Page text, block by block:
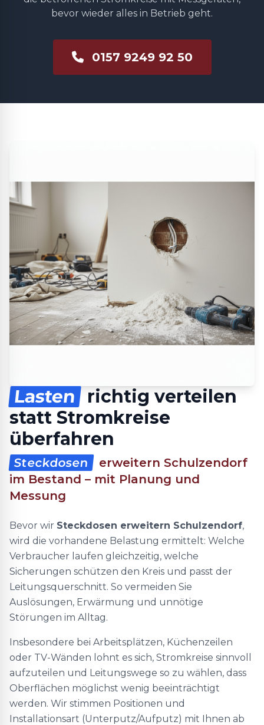
bevor wieder alles in Betrieb geht.
0157 9249 92 50
Lasten
richtig verteilen
statt Stromkreise
überfahren
Steckdosen
erweitern Schulzendorf
im Bestand – mit Planung und
Messung
Bevor wir Steckdosen erweitern Schulzendorf,
wird die vorhandene Belastung ermittelt: Welche
Verbraucher laufen gleichzeitig, welche
Sicherungen schützen den Kreis und passt der
Leitungsquerschnitt. So vermeiden Sie
Auslösungen, Erwärmung und unnötige
Störungen im Alltag.
Insbesondere bei Arbeitsplätzen, Küchenzeilen
oder TV-Wänden lohnt es sich, Stromkreise sinnvoll
aufzuteilen und Leitungswege so zu wählen, dass
Oberflächen möglichst wenig beeinträchtigt
werden. Wir stimmen Positionen und
Installationsart (Unterputz/Aufputz) mit Ihnen ab